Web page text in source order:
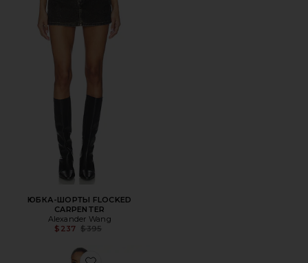
ЮБКА-ШОРТЫ FLOCKED
CARPENTER
Alexander Wang
$237 Previous price:
$395